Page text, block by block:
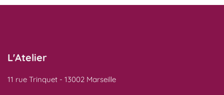
L'Atelier
11 rue Trinquet - 13002 Marseille